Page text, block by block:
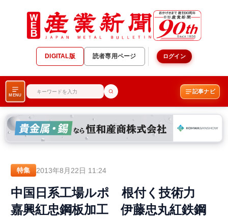
DIGITAL版 読者専用ページ ログイン
MENU
記事ナビ
特集 2013年8月22日 11:24
中国日系工場ルポ 根付く技術力
嘉興紅忠鋼板加工 伊藤忠丸紅鉄鋼